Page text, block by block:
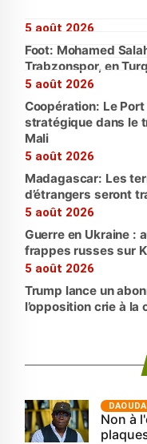
5 août 2026
Foot: Mohamed
Trabzonspor, en
5 août 2026
Coopération: Le
stratégique dans le
Mali
5 août 2026
Madagascar: Les
d’étrangers seront
5 août 2026
Guerre en Ukraine :
frappes russes sur
5 août 2026
Trump lance un
l’opposition crie à la
Non à